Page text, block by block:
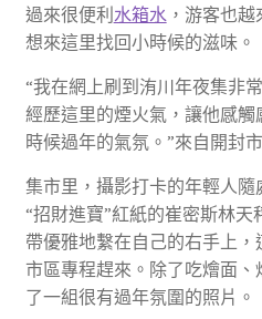
過來很便利 水箱水，游客也越
想來這里找回小時候的滋味。
“我在網上刷到洧川年夜集非
經歷這里的煙火氣，讓他感觸
時候過年的氣氛。”來自開封
集市里，攝影打卡的年輕人
“招財進寶”紅紙的崔密斯林天
帶優雅地繫在自己的右手上
市區專程趕來。除了吃燴面
了一組很有過年氛圍的照片。